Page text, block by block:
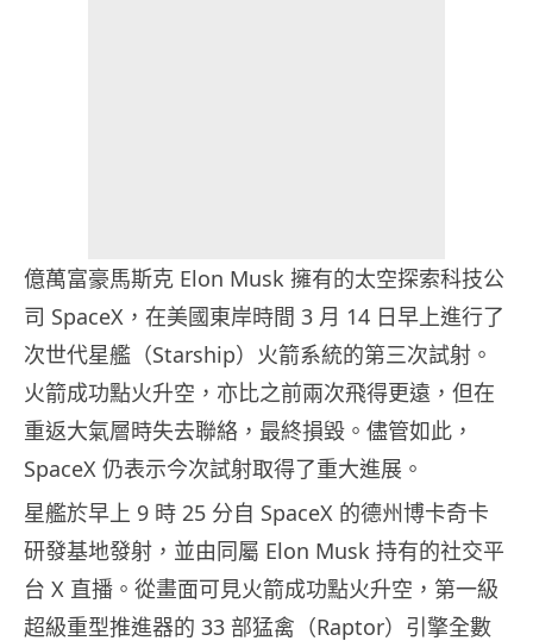
億萬富豪馬斯克 Elon Musk 擁有的太空探索科技公
司 SpaceX，在美國東岸時間 3 月 14 日早上進行了
次世代星艦（Starship）火箭系統的第三次試射。
火箭成功點火升空，亦比之前兩次飛得更遠，但在
重返大氣層時失去聯絡，最終損毀。儘管如此，
SpaceX 仍表示今次試射取得了重大進展。
星艦於早上 9 時 25 分自 SpaceX 的德州博卡奇卡
研發基地發射，並由同屬 Elon Musk 持有的社交平
台 X 直播。從畫面可見火箭成功點火升空，第一級
超級重型推進器的 33 部猛禽（Raptor）引擎全數